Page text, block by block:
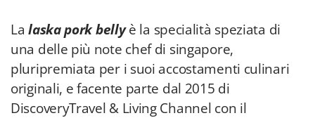
La laska pork bellyè la specialità speziata di
una delle più note chef di singapore,
pluripremiata per i suoi accostamenti culinari
originali, e facente parte dal 2015 di
DiscoveryTravel & Living Channel con il